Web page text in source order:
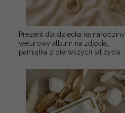
Prezent dla dziecka na narodziny
welurowy album na zdjęcia,
pamiątka z pierwszych lat życia